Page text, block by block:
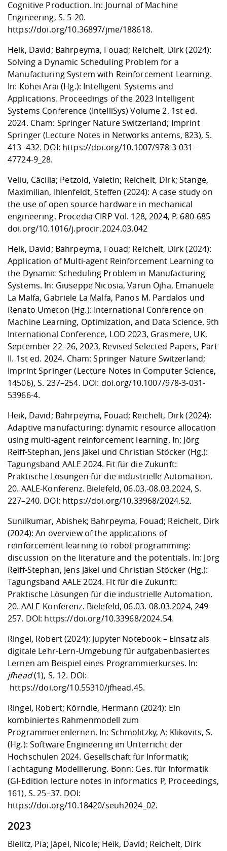
Cognitive Production. In: Journal of Machine
Engineering, S. 5-20.
https://doi.org/10.36897/jme/188618.
Heik, David; Bahrpeyma, Fouad; Reichelt, Dirk (2024):
Solving a Dynamic Scheduling Problem for a
Manufacturing System with Reinforcement Learning.
In: Kohei Arai (Hg.): Intelligent Systems and
Applications. Proceedings of the 2023 Intelligent
Systems Conference (IntelliSys) Volume 2. 1st ed.
2024. Cham: Springer Nature Switzerland; Imprint
Springer (Lecture Notes in Networks antems, 823), S.
413–432. DOI: https://doi.org/10.1007/978-3-031-
47724-9_28.
Veliu, Cäcilia; Petzold, Valetin; Reichelt, Dirk; Stange,
Maximilian, Ihlenfeldt, Steffen (2024): A case study on
the use of open source hardware in mechanical
engineering. Procedia CIRP Vol. 128, 2024, P. 680-685
doi.org/10.1016/j.procir.2024.03.042
Heik, David; Bahrpeyma, Fouad; Reichelt, Dirk (2024):
Application of Multi-agent Reinforcement Learning to
the Dynamic Scheduling Problem in Manufacturing
Systems. In: Giuseppe Nicosia, Varun Ojha, Emanuele
La Malfa, Gabriele La Malfa, Panos M. Pardalos und
Renato Umeton (Hg.): International Conference on
Machine Learning, Optimization, and Data Science. 9th
International Conference, LOD 2023, Grasmere, UK,
September 22–26, 2023, Revised Selected Papers, Part
II. 1st ed. 2024. Cham: Springer Nature Switzerland;
Imprint Springer (Lecture Notes in Computer Science,
14506), S. 237–254. DOI: doi.org/10.1007/978-3-031-
53966-4.
Heik, David; Bahrpeyma, Fouad; Reichelt, Dirk (2024):
Adaptive manufacturing: dynamic resource allocation
using multi-agent reinforcement learning. In: Jörg
Reiff-Stephan, Jens Jäkel und Christian Stöcker (Hg.):
Tagungsband AALE 2024. Fit für die Zukunft:
Praktische Lösungen für die industrielle Automation.
20. AALE-Konferenz. Bielefeld, 06.03.-08.03.2024, S.
227–240. DOI: https://doi.org/10.33968/2024.52.
Sunilkumar, Abishek; Bahrpeyma, Fouad; Reichelt, Dirk
(2024): An overview of the applications of
reinforcement learning to robot programming:
discussion on the literature and the potentials. In: Jörg
Reiff-Stephan, Jens Jäkel und Christian Stöcker (Hg.):
Tagungsband AALE 2024. Fit für die Zukunft:
Praktische Lösungen für die industrielle Automation.
20. AALE-Konferenz. Bielefeld, 06.03.-08.03.2024, 249-
257. DOI: https://doi.org/10.33968/2024.54.
Ringel, Robert (2024): Jupyter Notebook – Einsatz als
digitale Lehr-Lern-Umgebung für aufgabenbasiertes
Lernen am Beispiel eines Programmierkurses. In:
jfhead(1), S. 12. DOI:
https://doi.org/10.55310/jfhead.45.
Ringel, Robert; Körndle, Hermann (2024): Ein
kombiniertes Rahmenmodell zum
Programmierenlernen. In: Schmolitzky, A: Klikovits, S.
(Hg.): Software Engineering im Unterricht der
Hochschulen 2024. Gesellschaft für Informatik;
Fachtagung Modellierung. Bonn: Ges. für Informatik
(GI-Edition lecture notes in informatics P, Proceedings,
161), S. 25–37. DOI:
https://doi.org/10.18420/seuh2024_02.
2023
Bielitz, Pia; Jäpel, Nicole; Heik, David; Reichelt, Dirk